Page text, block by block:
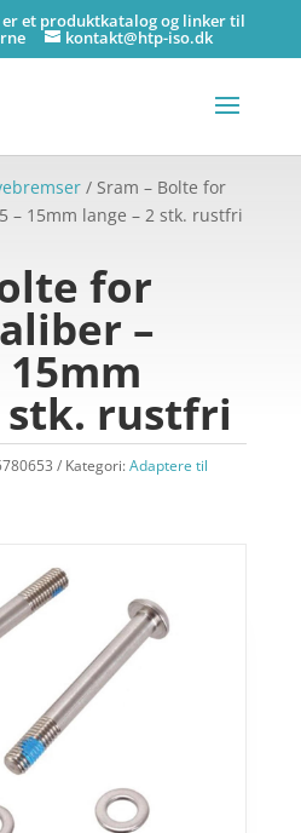
er et produktkatalog og linker til
kontakt@htp-iso.dk
/ Sram – Bolte for
– 15mm lange – 2 stk. rustfri
for
–
15mm
stk. rustfri
Kategori:Adaptere til